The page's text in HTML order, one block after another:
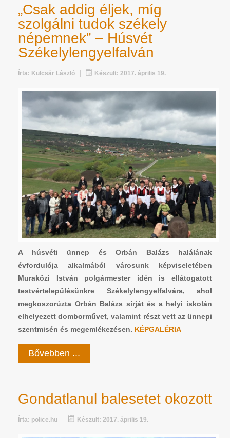
„Csak addig éljek, míg
szolgálni tudok székely
népemnek” – Húsvét
Székelylengyelfalván
Írta: Kulcsár László Készült: 2017. április 19.
A húsvéti ünnep és Orbán Balázs halálának
évfordulója alkalmából városunk képviseletében
Muraközi István polgármester idén is ellátogatott
testvértelepülésünkre Székelylengyelfalvára, ahol
megkoszorúzta Orbán Balázs sírját és a helyi iskolán
elhelyezett domborművet, valamint részt vett az ünnepi
szentmisén és megemlékezésen. KÉPGALÉRIA
Bővebben ...
Gondatlanul balesetet okozott
Írta: police.hu Készült: 2017. április 19.